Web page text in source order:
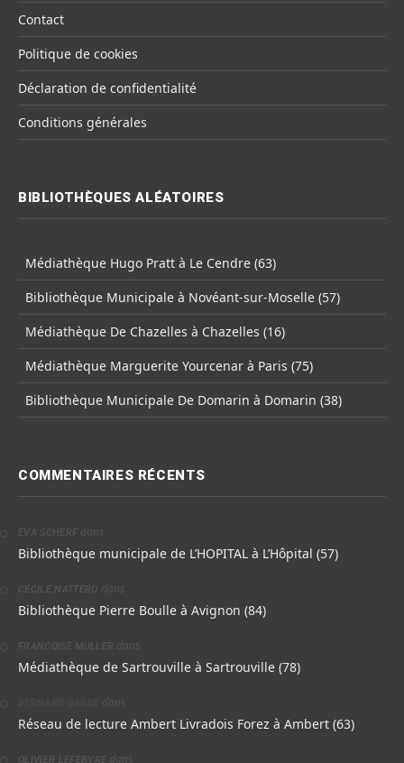
Contact
Politique de cookies
Déclaration de confidentialité
Conditions générales
BIBLIOTHÈQUES ALÉATOIRES
Médiathèque Hugo Pratt à Le Cendre (63)
Bibliothèque Municipale à Novéant-sur-Moselle (57)
Médiathèque De Chazelles à Chazelles (16)
Médiathèque Marguerite Yourcenar à Paris (75)
Bibliothèque Municipale De Domarin à Domarin (38)
COMMENTAIRES RÉCENTS
EVA SCHERF dans
Bibliothèque municipale de L’HOPITAL à L’Hôpital (57)
CÉCILE NATTERO dans
Bibliothèque Pierre Boulle à Avignon (84)
FRANCOISE MULLER dans
Médiathèque de Sartrouville à Sartrouville (78)
dans
Réseau de lecture Ambert Livradois Forez à Ambert (63)
OLIVIER LEFEBVRE dans